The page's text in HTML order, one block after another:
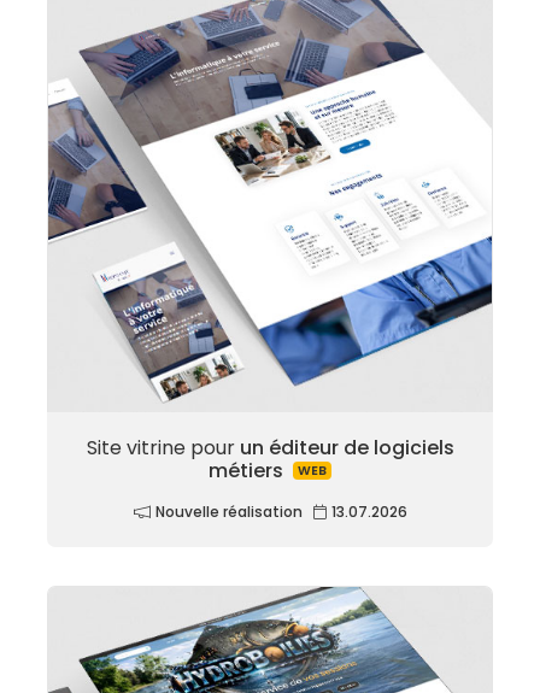
Site vitrine pour un éditeur de logiciels
métiers
WEB
Nouvelle réalisation 13.07.2026